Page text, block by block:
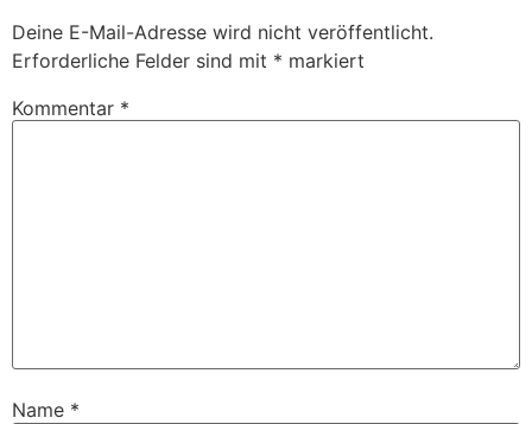
Deine E-Mail-Adresse wird nicht veröffentlicht.
Erforderliche Felder sind mit * markiert
Kommentar *
Name *